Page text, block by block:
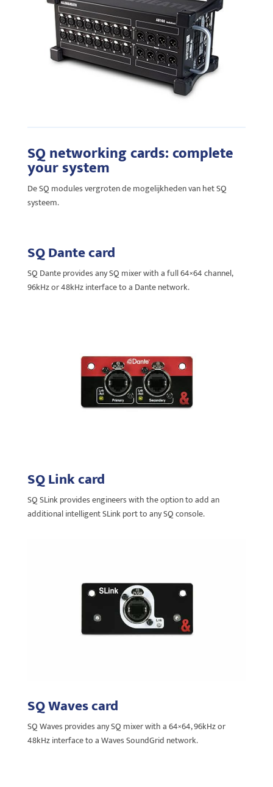
SQ networking cards: complete
your system
De SQ modules vergroten de mogelijkheden van het SQ
systeem.
SQ Dante card
SQ Dante provides any SQ mixer with a full 64×64 channel,
96kHz or 48kHz interface to a Dante network.
SQ Link card
SQ SLink provides engineers with the option to add an
additional intelligent SLink port to any SQ console.
SQ Waves card
SQ Waves provides any SQ mixer with a 64×64, 96kHz or
48kHz interface to a Waves SoundGrid network.